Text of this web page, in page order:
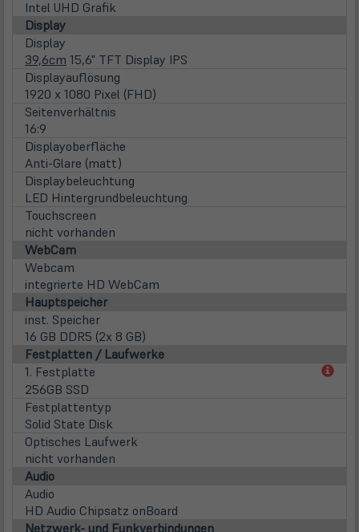
Intel UHD Grafik
Display
Display
39,6cm 15,6" TFT Display IPS
Displayauflösung
1920 x 1080 Pixel (FHD)
Seitenverhältnis
16:9
Displayoberfläche
Anti-Glare (matt)
Displaybeleuchtung
LED Hintergrundbeleuchtung
Touchscreen
nicht vorhanden
WebCam
Webcam
integrierte HD WebCam
Hauptspeicher
inst. Speicher
16 GB DDR5 (2x 8 GB)
Festplatten / Laufwerke
1. Festplatte
256GB SSD
Festplattentyp
Solid State Disk
Optisches Laufwerk
nicht vorhanden
Audio
Audio
HD Audio Chipsatz onBoard
Netzwerk- und Funkverbindungen